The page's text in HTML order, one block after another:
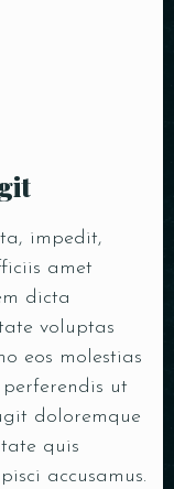
impedit,
amet
dicta
voluptas
eos molestias
ut
doloremque
quis
accusamus.